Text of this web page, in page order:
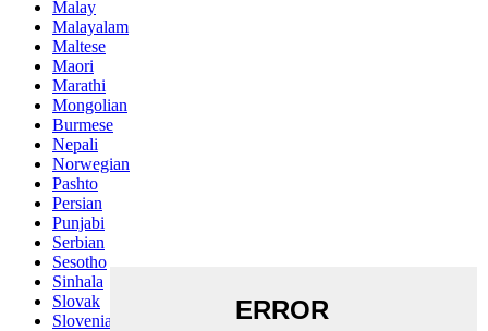
Malay
Malayalam
Maltese
Maori
Marathi
Mongolian
Burmese
Nepali
Norwegian
Pashto
Persian
Punjabi
Serbian
Sesotho
Sinhala
Slovak
Slovenian